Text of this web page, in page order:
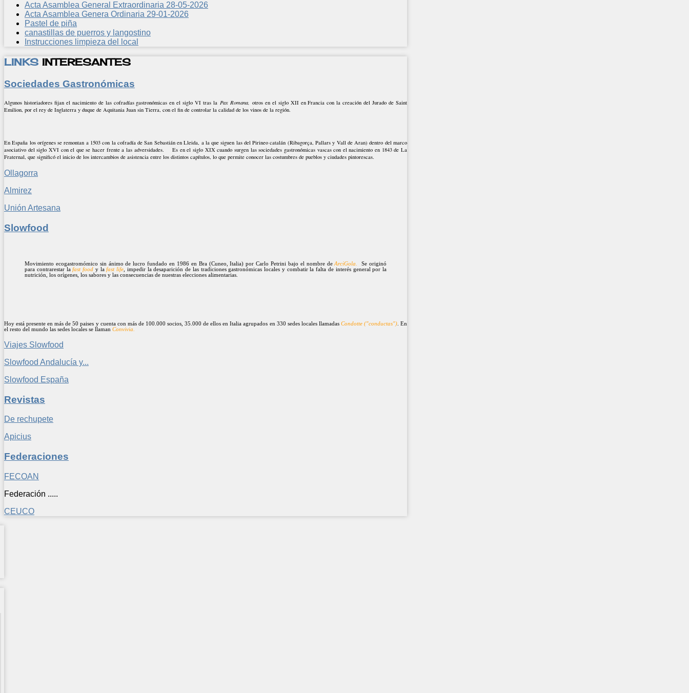
Acta Asamblea General Extraordinaria 28-05-2026
Acta Asamblea Genera Ordinaria 29-01-2026
Pastel de piña
canastillas de puerros y langostino
Instrucciones limpieza del local
LINKS INTERESANTES
Sociedades Gastronómicas
Algunos historiadores fijan el nacimiento de las cofradías gastronómicas en el siglo VI tras la Pax Romana, otros en el siglo XII en Francia con la creación del Jurado de Saint
Emilion, por el rey de Inglaterra y duque de Aquitania Juan sin Tierra, con el fin de controlar la calidad de los vinos de la región.
En España los orígenes se remontan a 1503 con la cofradía de San Sebastián en Lleida, a la que siguen las del Pirineo catalán (Ribagorça, Pallars y Vall de Aran) dentro del marco
asociativo del siglo XVI con el que se hacer frente a las adversidades. Es en el siglo XIX cuando surgen las sociedades gastronómicas vascas con el nacimiento en 1843 de La
Fraternal, que significó el inicio de los intercambios de asistencia entre los distintos capítulos, lo que permite conocer las costumbres de pueblos y ciudades pintorescas.
Ollagorra
Almirez
Unión Artesana
Slowfood
Movimiento ecogastromómico sin ánimo de lucro fundado en 1986 en Bra (Cuneo, Italia) por Carlo Petrini bajo el nombre deArciGola.
Se originó
para contrarestar lafast food y lafast life , impedir la desaparición de las tradiciones gastronómicas locales y combatir la falta de interés general por la
nutrición, los orígenes, los sabores y las consecuencias de nuestras elecciones alimentarias.
Hoy está presente en más de 50 paises y cuenta con más de 100.000 socios, 35.000 de ellos en Italia agrupados en 330 sedes locales llamadas Condotte ("conductas"). En
el resto del mundo las sedes locales se llaman Convivia.
Viajes Slowfood
Slowfood Andalucía y...
Slowfood España
Revistas
De rechupete
Apicius
Federaciones
FECOAN
Federación .....
CEUCO